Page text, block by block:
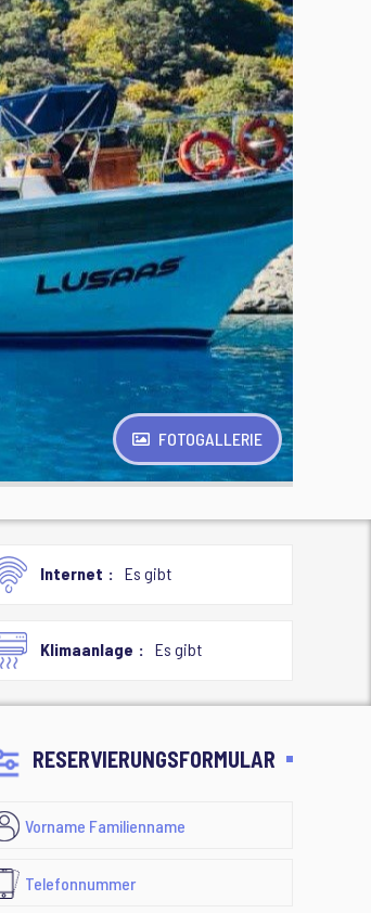
FOTOGALLERIE
Internet Es gibt
Klimaanlage Es gibt
RESERVIERUNGSFORMULAR